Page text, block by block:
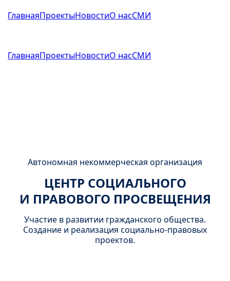
ГлавнаяПроектыНовостиО насСМИ
ГлавнаяПроектыНовостиО насСМИ
Автономная некоммерческая организация
ЦЕНТР СОЦИАЛЬНОГО
И ПРАВОВОГО ПРОСВЕЩЕНИЯ
Участие в развитии гражданского общества.
Создание и реализация социально-правовых
проектов.